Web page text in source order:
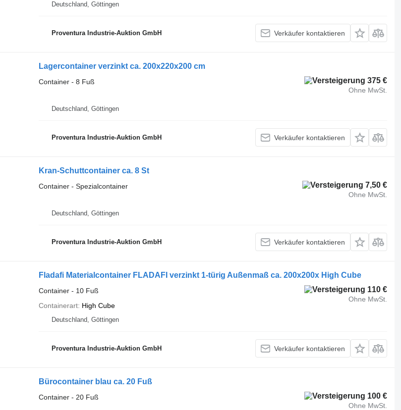
Deutschland, Göttingen
Proventura Industrie-Auktion GmbH Verkäufer kontaktieren
Lagercontainer verzinkt ca. 200x220x200 cm
375 €
Ohne MwSt.
Container - 8 Fuß
Deutschland, Göttingen
Proventura Industrie-Auktion GmbH Verkäufer kontaktieren
Kran-Schuttcontainer ca. 8 St
7,50 €
Ohne MwSt.
Container - Spezialcontainer
Deutschland, Göttingen
Proventura Industrie-Auktion GmbH Verkäufer kontaktieren
Fladafi Materialcontainer FLADAFI verzinkt 1-türig Außenmaß ca. 200x200x High Cube
110 €
Ohne MwSt.
Container - 10 Fuß
Containerart High Cube
Deutschland, Göttingen
Proventura Industrie-Auktion GmbH Verkäufer kontaktieren
Bürocontainer blau ca. 20 Fuß
100 €
Ohne MwSt.
Container - 20 Fuß